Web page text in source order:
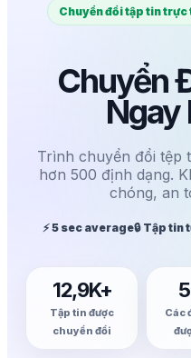
Chuyển đổi tập tin
Chuyển
Ngay
Trình chuyển đổi tệp
hơn 500 định dạng.
chóng, an
⚡ 5 sec average🔒 Tập tin
12,9K+
Tập tin được
chuyển đổi
Các